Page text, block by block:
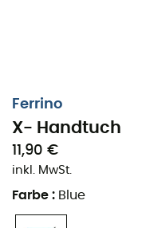
Ferrino
X- Handtuch
11,90 €
inkl. MwSt.
Farbe : Blue